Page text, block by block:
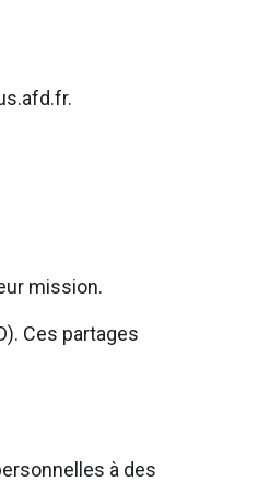
mission.
Ces partages
à des